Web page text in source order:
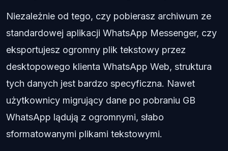
Niezależnie od tego, czy pobierasz archiwum ze
standardowej aplikacji WhatsApp Messenger, czy
eksportujesz ogromny plik tekstowy przez
desktopowego klienta WhatsApp Web, struktura
tych danych jest bardzo specyficzna. Nawet
użytkownicy migrujący dane po pobraniu GB
WhatsApp lądują z ogromnymi, słabo
sformatowanymi plikami tekstowymi.